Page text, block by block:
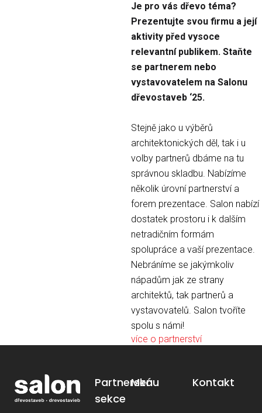
Je pro vás dřevo téma?
Prezentujte svou firmu a její
aktivity před vysoce
relevantní publikem. Staňte
se partnerem nebo
vystavovatelem na Salonu
dřevostaveb ‘25.
Stejně jako u výběrů
architektonických děl, tak i u
volby partnerů dbáme na tu
správnou skladbu. Nabízíme
několik úrovní partnerství a
forem prezentace. Salon nabízí
dostatek prostoru i k dalším
netradičním formám
spolupráce a vaší prezentace.
Nebráníme se jakýmkoliv
nápadům jak ze strany
architektů, tak partnerů a
vystavovatelů. Salon tvoříte
spolu s námi!
více o partnerství
Partnerská
sekce
Menu Kontakt